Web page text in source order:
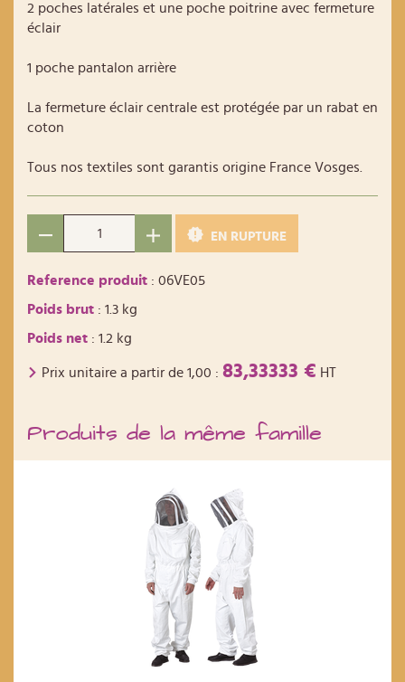
2 poches latérales et une poche poitrine avec fermeture
éclair
1 poche pantalon arrière
La fermeture éclair centrale est protégée par un rabat en
coton
Tous nos textiles sont garantis origine France Vosges.
EN RUPTURE
Reference produit : 06VE05
Poids brut : 1.3 kg
Poids net : 1.2 kg
Prix unitaire a partir de 1,00 : 83,33333 € HT
Produits de la même famille